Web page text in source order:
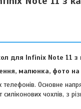
для Infinix Note 11
малюнка, фото на
телефонів. Основне
чохлів, з